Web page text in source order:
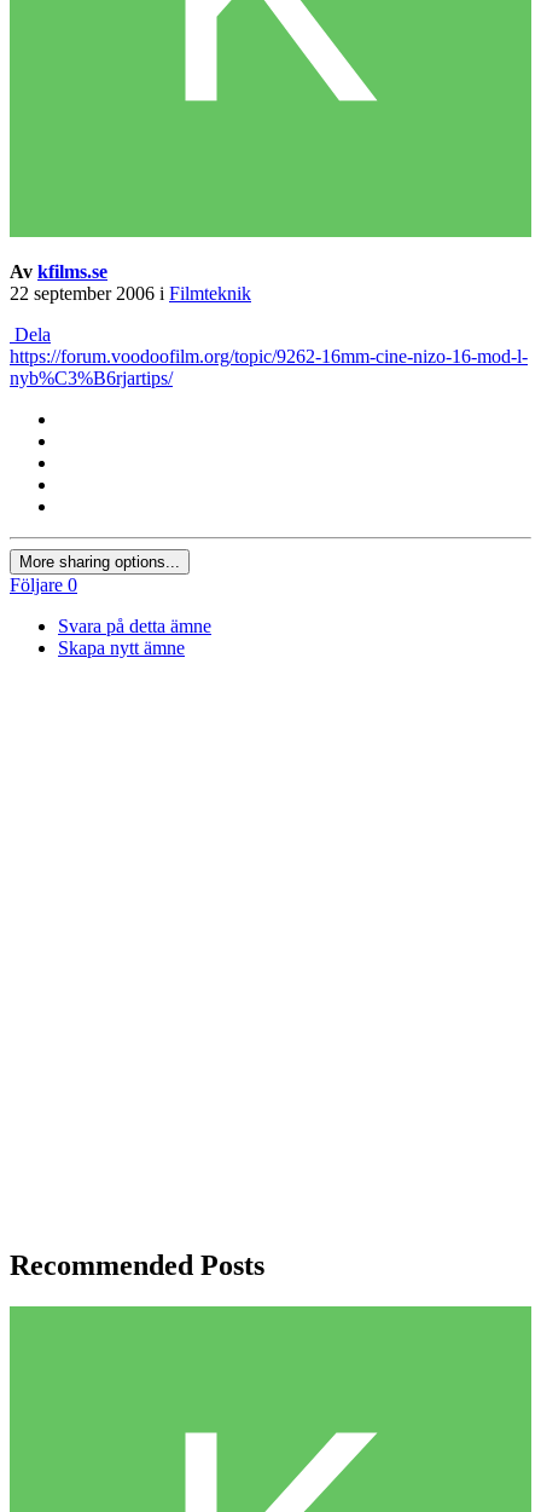
Av kfilms.se
22 september 2006 i Filmteknik
Dela
https://forum.voodoofilm.org/topic/9262-16mm-cine-nizo-16-mod-l-
nyb%C3%B6rjartips/
More sharing options...
Följare 0
Svara på detta ämne
Skapa nytt ämne
Recommended Posts